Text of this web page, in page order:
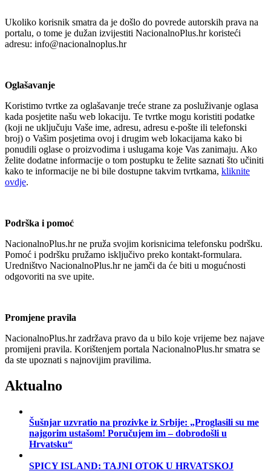
Ukoliko korisnik smatra da je došlo do povrede autorskih prava na
portalu, o tome je dužan izvijestiti NacionalnoPlus.hr koristeći
adresu: info@nacionalnoplus.hr
Oglašavanje
Koristimo tvrtke za oglašavanje treće strane za posluživanje oglasa
kada posjetite našu web lokaciju. Te tvrtke mogu koristiti podatke
(koji ne uključuju Vaše ime, adresu, adresu e-pošte ili telefonski
broj) o Vašim posjetima ovoj i drugim web lokacijama kako bi
ponudili oglase o proizvodima i uslugama koje Vas zanimaju. Ako
želite dodatne informacije o tom postupku te želite saznati što učiniti
kako te informacije ne bi bile dostupne takvim tvrtkama, kliknite
ovdje.
Podrška i pomoć
NacionalnoPlus.hr ne pruža svojim korisnicima telefonsku podršku.
Pomoć i podršku pružamo isključivo preko kontakt-formulara.
Uredništvo NacionalnoPlus.hr ne jamči da će biti u mogućnosti
odgovoriti na sve upite.
Promjene pravila
NacionalnoPlus.hr zadržava pravo da u bilo koje vrijeme bez najave
promijeni pravila. Korištenjem portala NacionalnoPlus.hr smatra se
da ste upoznati s najnovijim pravilima.
Aktualno
Šušnjar uzvratio na prozivke iz Srbije: „Proglasili su me
najgorim ustašom! Poručujem im – dobrodošli u
Hrvatsku“
SPICY ISLAND: TAJNI OTOK U HRVATSKOJ